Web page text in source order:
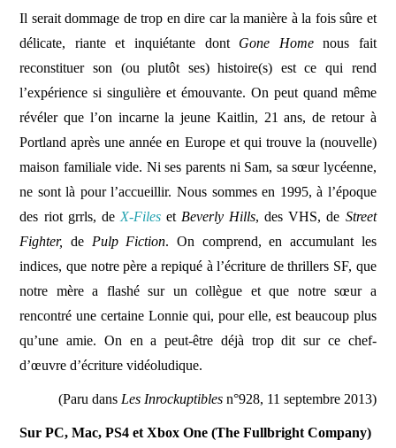
Il serait dommage de trop en dire car la manière à la fois sûre et
délicate, riante et inquiétante dont Gone Homenous fait
reconstituer son (ou plutôt ses) histoire(s) est ce qui rend
l’expérience si singulière et émouvante. On peut quand même
révéler que l’on incarne la jeune Kaitlin, 21 ans, de retour à
Portland après une année en Europe et qui trouve la (nouvelle)
maison familiale vide. Ni ses parents ni Sam, sa sœur lycéenne,
ne sont là pour l’accueillir. Nous sommes en 1995, à l’époque
des riot grrls, de X-Files et Beverly Hills, des VHS, de Street
Fighter,de Pulp Fiction. On comprend, en accumulant les
indices, que notre père a repiqué à l’écriture de thrillers SF, que
notre mère a flashé sur un collègue et que notre sœur a
rencontré une certaine Lonnie qui, pour elle, est beaucoup plus
qu’une amie. On en a peut-être déjà trop dit sur ce chef-
d’œuvre d’écriture vidéoludique.
(Paru dans Les Inrockuptibles n°928, 11 septembre 2013)
Sur PC, Mac, PS4 et Xbox One (The Fullbright Company)